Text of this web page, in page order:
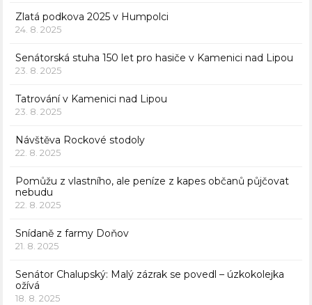
Zlatá podkova 2025 v Humpolci
24. 8. 2025
Senátorská stuha 150 let pro hasiče v Kamenici nad Lipou
23. 8. 2025
Tatrování v Kamenici nad Lipou
23. 8. 2025
Návštěva Rockové stodoly
22. 8. 2025
Pomůžu z vlastního, ale peníze z kapes občanů půjčovat
nebudu
22. 8. 2025
Snídaně z farmy Doňov
21. 8. 2025
Senátor Chalupský: Malý zázrak se povedl – úzkokolejka
ožívá
18. 8. 2025